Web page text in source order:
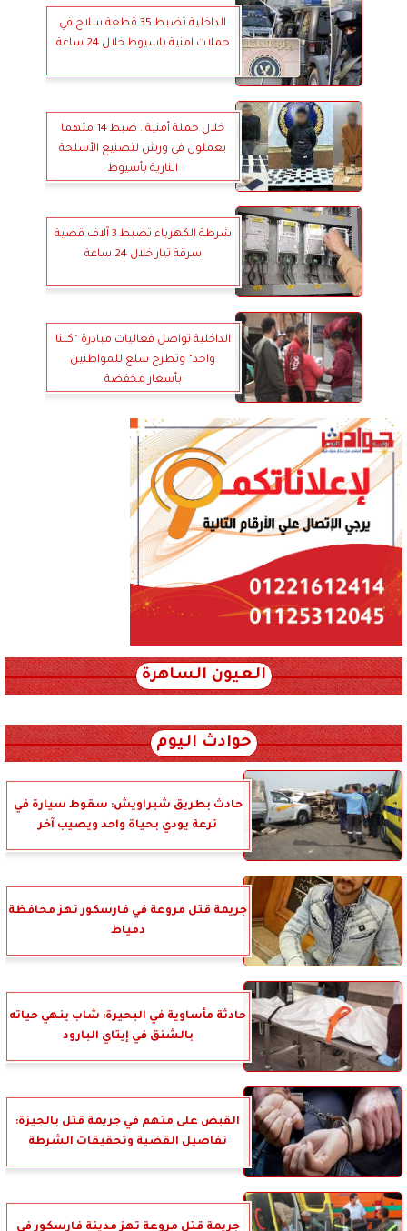
الداخلية تضبط 35 قطعة سلاح في
حملات امنية باسيوط خلال 24 ساعة
خلال حملة أمنية.. ضبط 14 متهما
يعملون في ورش لتصنيع الأسلحة
النارية بأسيوط
شرطة الكهرباء تضبط 3 آلاف قضية
سرقة تيار خلال 24 ساعة
الداخلية تواصل فعاليات مبادرة ”كلنا
واحد” وتطرح سلع للمواطنين
بأسعار مخفضة
العيون الساهرة
حوادث اليوم
حادث بطريق شبراويش: سقوط سيارة في
ترعة يودي بحياة واحد ويصيب آخر
جريمة قتل مروعة في فارسكور تهز محافظة
دمياط
حادثة مأساوية في البحيرة: شاب ينهي حياته
بالشنق في إيتاي البارود
القبض على متهم في جريمة قتل بالجيزة:
تفاصيل القضية وتحقيقات الشرطة
جريمة قتل مروعة تهز مدينة فارسكور في